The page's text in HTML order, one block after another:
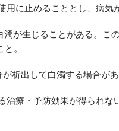
に止めることとし、病気
が生じることがある。こ
。
析出して白濁する場合が
治療・予防効果が得られ